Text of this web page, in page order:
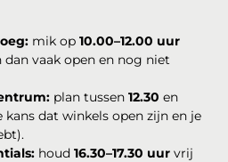
mik op10.00–12.00 uur
vaak open en nog niet
plan tussen12.30 en
kans dat winkels open zijn en je
houd16.30–17.30 uur vrij